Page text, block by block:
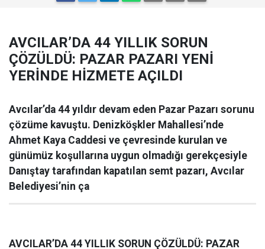
AVCILAR’DA 44 YILLIK SORUN
ÇÖZÜLDÜ: PAZAR PAZARI YENİ
YERİNDE HİZMETE AÇILDI
Avcılar’da 44 yıldır devam eden Pazar Pazarı sorunu
çözüme kavuştu. Denizköşkler Mahallesi’nde
Ahmet Kaya Caddesi ve çevresinde kurulan ve
günümüz koşullarına uygun olmadığı gerekçesiyle
Danıştay tarafından kapatılan semt pazarı, Avcılar
Belediyesi’nin ça
AVCILAR’DA 44 YILLIK SORUN ÇÖZÜLDÜ: PAZAR